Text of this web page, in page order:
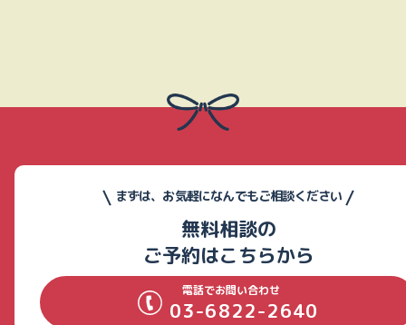
まずは、お気軽になんでもご相談ください
無料相談の
ご予約はこちらから
電話でお問い合わせ
03-6822-2640